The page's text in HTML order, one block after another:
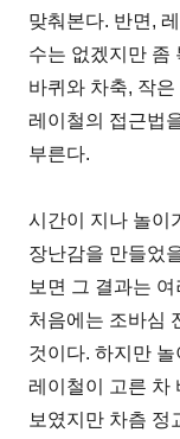
맞춰본다. 반면,
수는 없겠지만 좀
바퀴와 차축, 작
레이철의 접근법
부른다.
시간이 지나 놀이
장난감을 만들었
보면 그 결과는
처음에는 조바심
것이다. 하지만
레이철이 고른 차
보였지만 차츰 정